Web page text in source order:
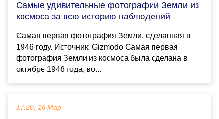
Самые удивительные фотографии Земли из
космоса за всю историю наблюдений
Самая первая фотография Земли, сделанная в
1946 году. Источник: Gizmodo Самая первая
фотография Земли из космоса была сделана в
октябре 1946 года, во...
17:20, 16 Мар